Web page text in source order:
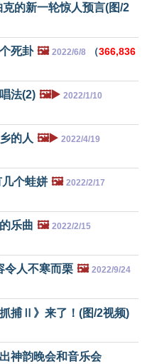
的新一轮惊人预言(图/2
死卦 🖼️ 2022/6/8 （366,836
法(2) 🖼️▶️ 2022/1/10
的人 🖼️▶️ 2022/4/19
个蛙姘 🖼️ 2022/2/17
乐曲 🖼️ 2022/2/15
令人不寒而栗 🖼️ 2022/9/24
捕Ⅱ》来了！(图/2视频)
神韵晚会和音乐会